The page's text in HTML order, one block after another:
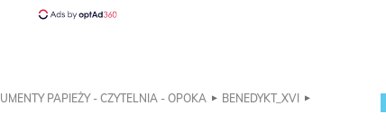
PAPIEŻY - CZYTELNIA - OPOKA
BENEDYKT_XVI